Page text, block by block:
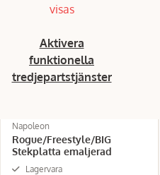
visas
Aktivera
funktionella
tredjepartstjänster
Napoleon
Rogue/Freestyle/BIG
Stekplatta emaljerad
Lagervara